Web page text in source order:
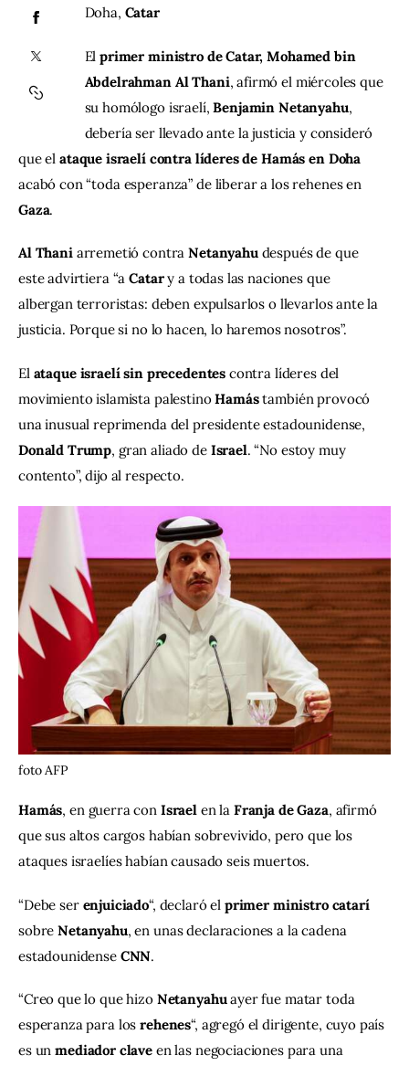
Contacto
Doha, Catar
El primer ministro de Catar, Mohamed bin
Abdelrahman Al Thani, afirmó el miércoles que
su homólogo israelí, Benjamin Netanyahu,
debería ser llevado ante la justicia y consideró
que el ataque israelí contra líderes de Hamás en Doha
acabó con “toda esperanza” de liberar a los rehenes en
Gaza.
Al Thani arremetió contra Netanyahu después de que
este advirtiera “a Catar y a todas las naciones que
albergan terroristas: deben expulsarlos o llevarlos ante la
justicia. Porque si no lo hacen, lo haremos nosotros”.
El ataque israelí sin precedentes contra líderes del
movimiento islamista palestino Hamás también provocó
una inusual reprimenda del presidente estadounidense,
Donald Trump, gran aliado de Israel. “No estoy muy
contento”, dijo al respecto.
foto AFP
Hamás, en guerra con Israel en la Franja de Gaza, afirmó
que sus altos cargos habían sobrevivido, pero que los
ataques israelíes habían causado seis muertos.
“Debe ser enjuiciado“, declaró el primer ministro catarí
sobre Netanyahu, en unas declaraciones a la cadena
estadounidense CNN.
“Creo que lo que hizo Netanyahu ayer fue matar toda
esperanza para los rehenes“, agregó el dirigente, cuyo país
es un mediador clave en las negociaciones para una